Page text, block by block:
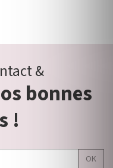
&
bonnes
!
OK